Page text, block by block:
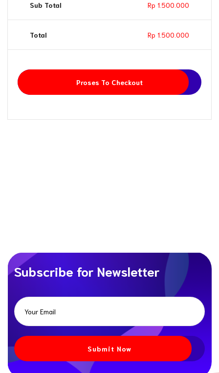
Sub Total Rp 1.500.000
Total Rp 1.500.000
Proses To Checkout
Subscribe for Newsletter
Submit Now